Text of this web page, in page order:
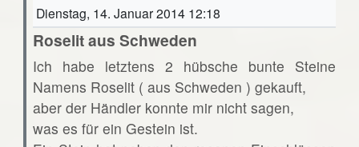
Dienstag, 14. Januar 2014 12:18
Roselit aus Schweden
Ich habe letztens 2 hübsche bunte Steine
Namens Roselit ( aus Schweden ) gekauft,
aber der Händler konnte mir nicht sagen,
was es für ein Gestein ist.